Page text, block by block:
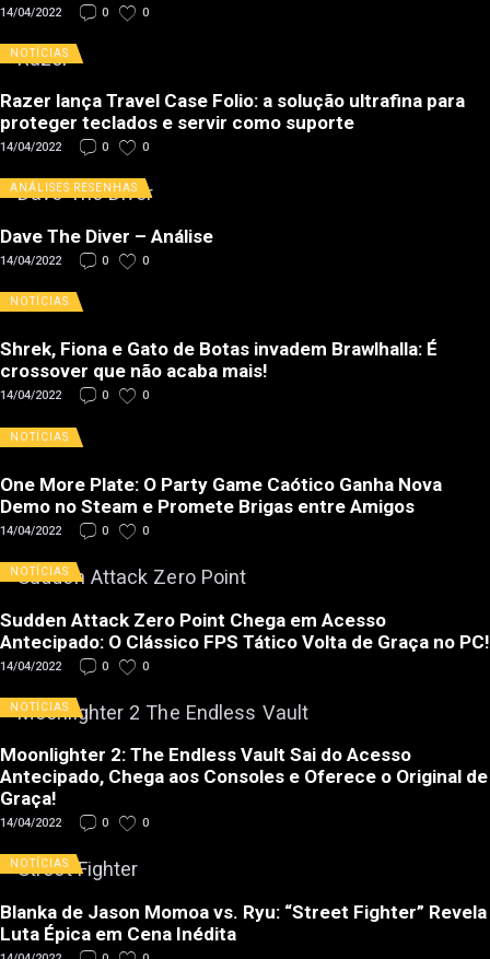
14/04/2022 0 0
NOTÍCIAS
Razer lança Travel Case Folio: a solução ultrafina para
proteger teclados e servir como suporte
14/04/2022 0 0
ANÁLISES RESENHAS
Dave The Diver – Análise
14/04/2022 0 0
NOTÍCIAS
Shrek, Fiona e Gato de Botas invadem Brawlhalla: É
crossover que não acaba mais!
14/04/2022 0 0
NOTÍCIAS
One More Plate: O Party Game Caótico Ganha Nova
Demo no Steam e Promete Brigas entre Amigos
14/04/2022 0 0
NOTÍCIAS
Sudden Attack Zero Point Chega em Acesso
Antecipado: O Clássico FPS Tático Volta de Graça no PC!
14/04/2022 0 0
NOTÍCIAS
Moonlighter 2: The Endless Vault Sai do Acesso
Antecipado, Chega aos Consoles e Oferece o Original de
Graça!
14/04/2022 0 0
NOTÍCIAS
Blanka de Jason Momoa vs. Ryu: “Street Fighter” Revela
Luta Épica em Cena Inédita